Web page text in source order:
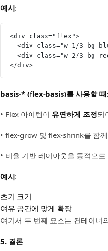
예시:
<div class="flex">
<div class="w-1/3 bg-
<div class="w-2/3 bg-
</div>
basis-* (flex-basis)를 사용할 때:
• Flex 아이템이 유연하게 조정되
• flex-grow 및 flex-shrink를 함
• 비율 기반 레이아웃을 동적으
예시:
초기 크기
여유 공간에 맞게 확장
여기서 두 번째 요소는 컨테이너
5. 결론